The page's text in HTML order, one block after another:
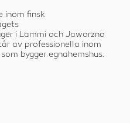
inom finsk
i Lammi och Jaworzno
av professionella inom
bygger egnahemshus.